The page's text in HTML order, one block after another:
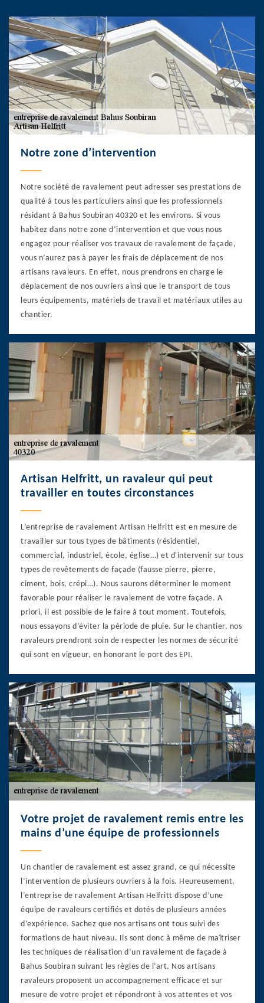
Notre zone d’intervention
Notre société de ravalement peut adresser ses prestations de
qualité à tous les particuliers ainsi que les professionnels
résidant à Bahus Soubiran 40320 et les environs. Si vous
habitez dans notre zone d’intervention et que vous nous
engagez pour réaliser vos travaux de ravalement de façade,
vous n’aurez pas à payer les frais de déplacement de nos
artisans ravaleurs. En effet, nous prendrons en charge le
déplacement de nos ouvriers ainsi que le transport de tous
leurs équipements, matériels de travail et matériaux utiles au
chantier.
Artisan Helfritt, un ravaleur qui peut
travailler en toutes circonstances
L’entreprise de ravalement Artisan Helfritt est en mesure de
travailler sur tous types de bâtiments (résidentiel,
commercial, industriel, école, église…) et d'intervenir sur tous
types de revêtements de façade (fausse pierre, pierre,
ciment, bois, crépi…). Nous saurons déterminer le moment
favorable pour réaliser le ravalement de votre façade. A
priori, il est possible de le faire à tout moment. Toutefois,
nous essayons d’éviter la période de pluie. Sur le chantier, nos
ravaleurs prendront soin de respecter les normes de sécurité
qui sont en vigueur, en honorant le port des EPI.
Votre projet de ravalement remis entre les
mains d’une équipe de professionnels
Un chantier de ravalement est assez grand, ce qui nécessite
l’intervention de plusieurs ouvriers à la fois. Heureusement,
l’entreprise de ravalement Artisan Helfritt dispose d’une
équipe de ravaleurs certifiés et dotés de plusieurs années
d’expérience. Sachez que nos artisans ont tous suivi des
formations de haut niveau. Ils sont donc à même de maîtriser
les techniques de réalisation d’un ravalement de façade à
Bahus Soubiran suivant les règles de l’art. Nos artisans
ravaleurs proposent un accompagnement efficace et sur
mesure de votre projet et répondront à vos attentes et vos